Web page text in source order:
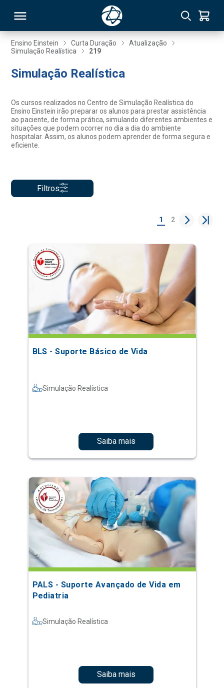
Ensino Einstein Curta Duração
Atualização
Simulação Realística
219
Simulação Realística
Os cursos realizados no Centro de Simulação Realística do
Ensino Einstein irão preparar os alunos para prestar assistência
ao paciente, de forma prática, simulando diferentes ambientes e
situações que podem ocorrer no dia a dia do ambiente
hospitalar. Assim, os alunos podem aprender de forma segura e
eficiente.
Filtros
1 2
BLS - Suporte Básico de Vida
Simulação Realística
Saiba mais
PALS - Suporte Avançado de Vida em
Pediatria
Simulação Realística
Saiba mais